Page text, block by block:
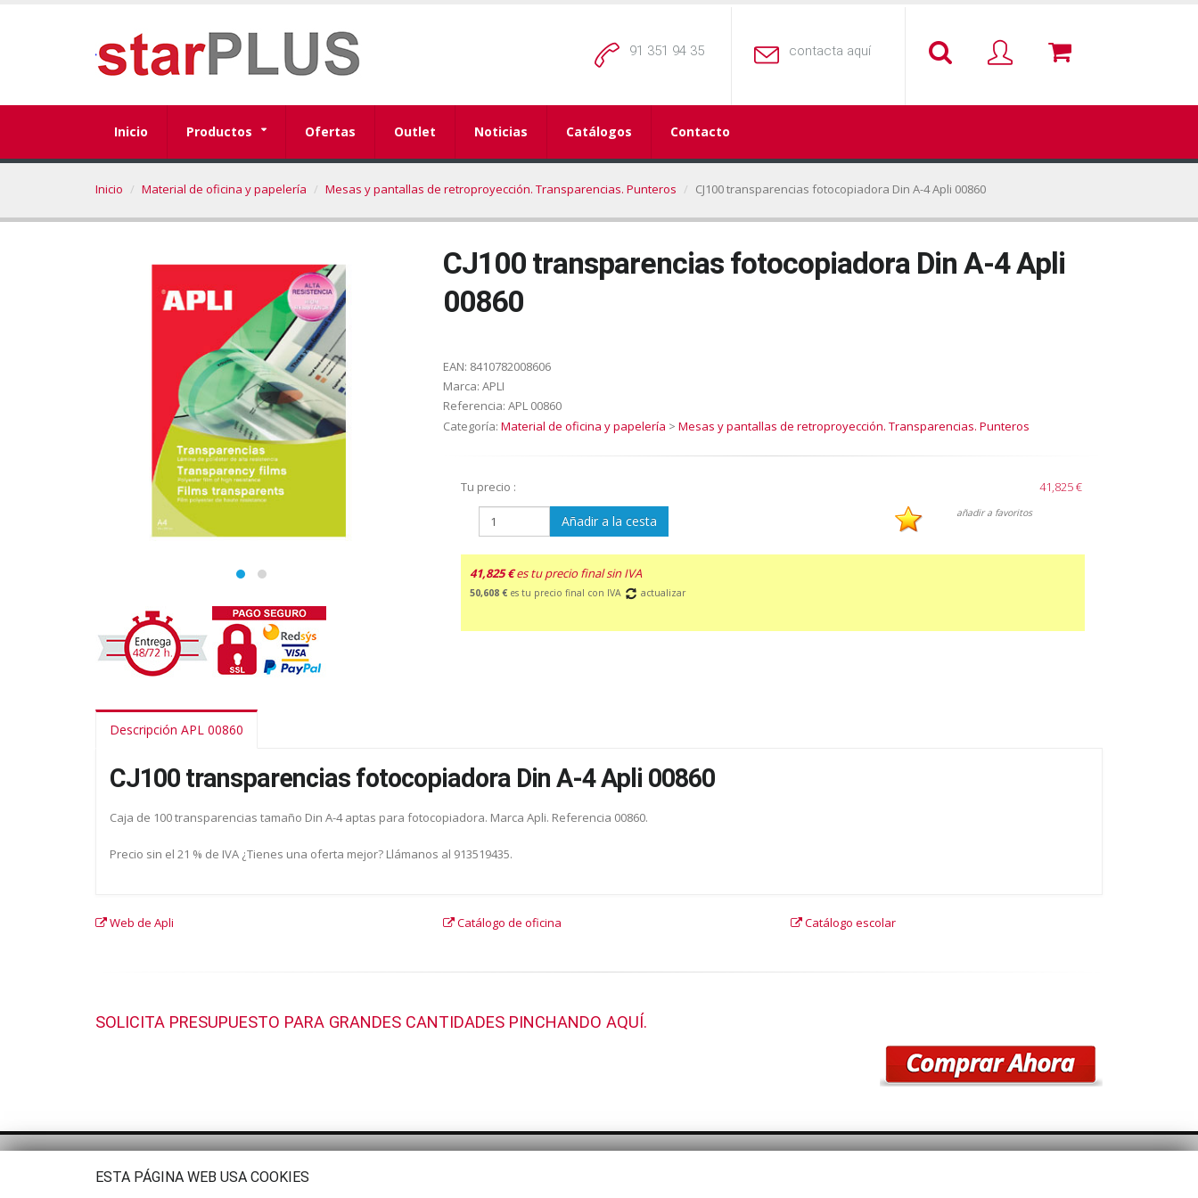
91 351 94 35 contacta aquí
Inicio Productos Ofertas Outlet Noticias Catálogos Contacto
Inicio Material de oficina y papelería Mesas y pantallas de retroproyección. Transparencias. Punteros CJ100 transparencias fotocopiadora Din A-4 Apli 00860
CJ100 transparencias fotocopiadora Din A-4 Apli
00860
EAN: 8410782008606
Marca: APLI
Referencia: APL 00860
Categoría: Material de oficina y papelería > Mesas y pantallas de retroproyección. Transparencias. Punteros
Tu precio : 41,825 €
Añadir a la cesta añadir a favoritos
41,825 € es tu precio final sin IVA
50,608 € es tu precio final con IVA actualizar
Descripción APL 00860
CJ100 transparencias fotocopiadora Din A-4 Apli 00860
Caja de 100 transparencias tamaño Din A-4 aptas para fotocopiadora. Marca Apli. Referencia 00860.
Precio sin el 21 % de IVA ¿Tienes una oferta mejor? Llámanos al 913519435.
Web de Apli Catálogo de oficina Catálogo escolar
SOLICITA PRESUPUESTO PARA GRANDES CANTIDADES PINCHANDO AQUÍ.
ESTA PÁGINA WEB USA COOKIES